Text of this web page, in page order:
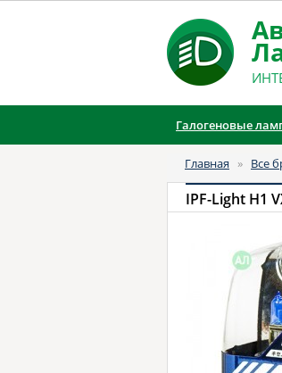
Галогеновые
Главная » Все
IPF-Light H1